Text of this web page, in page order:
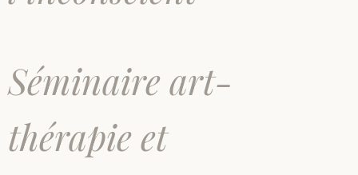
Séminaire art-
thérapie et